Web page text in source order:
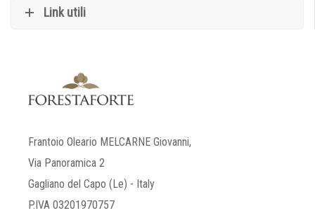
Link utili
Frantoio Oleario MELCARNE Giovanni,
Via Panoramica 2
Gagliano del Capo (Le) - Italy
P.IVA 03201970757